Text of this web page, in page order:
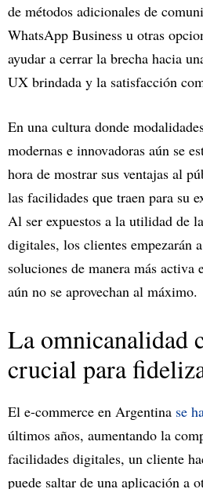
de métodos adicionales de
WhatsApp Business u otras
ayudar a cerrar la brecha hacia
UX brindada y la satisfacción
En una cultura donde
modernas e innovadoras aún se
hora de mostrar sus ventajas al
las facilidades que traen para su
Al ser expuestos a la utilidad de
digitales, los clientes empezarán
soluciones de manera más activa
aún no se aprovechan al máximo.
La omnicanalidad
crucial para
El e-commerce en Argentina se
últimos años, aumentando la
facilidades digitales, un cliente
puede saltar de una aplicación a